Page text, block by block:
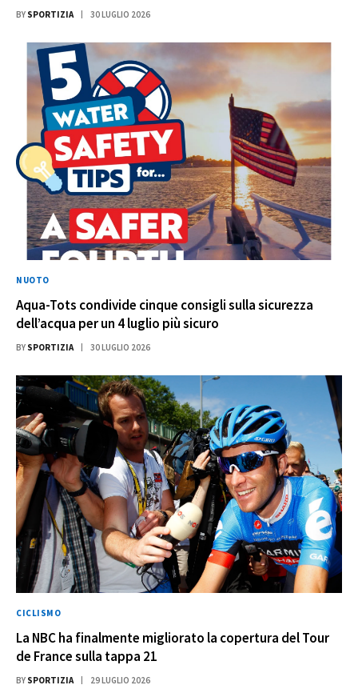
BY SPORTIZIA 30 LUGLIO 2026
NUOTO
Aqua-Tots condivide cinque consigli sulla sicurezza
dell’acqua per un 4 luglio più sicuro
BY SPORTIZIA 30 LUGLIO 2026
CICLISMO
La NBC ha finalmente migliorato la copertura del Tour
de France sulla tappa 21
BY SPORTIZIA 29 LUGLIO 2026